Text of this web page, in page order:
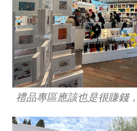
禮品專區應該也是很賺錢